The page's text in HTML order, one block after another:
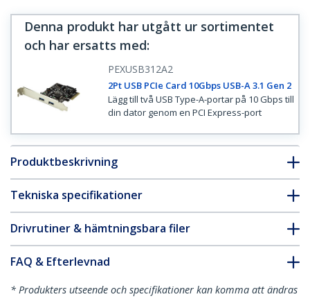
Denna produkt har utgått ur sortimentet
och har ersatts med:
PEXUSB312A2
2Pt USB PCIe Card 10Gbps USB-A 3.1 Gen 2
Lägg till två USB Type-A-portar på 10 Gbps till
din dator genom en PCI Express-port
Produktbeskrivning
Tekniska specifikationer
Drivrutiner & hämtningsbara filer
FAQ & Efterlevnad
* Produkters utseende och specifikationer kan komma att ändras